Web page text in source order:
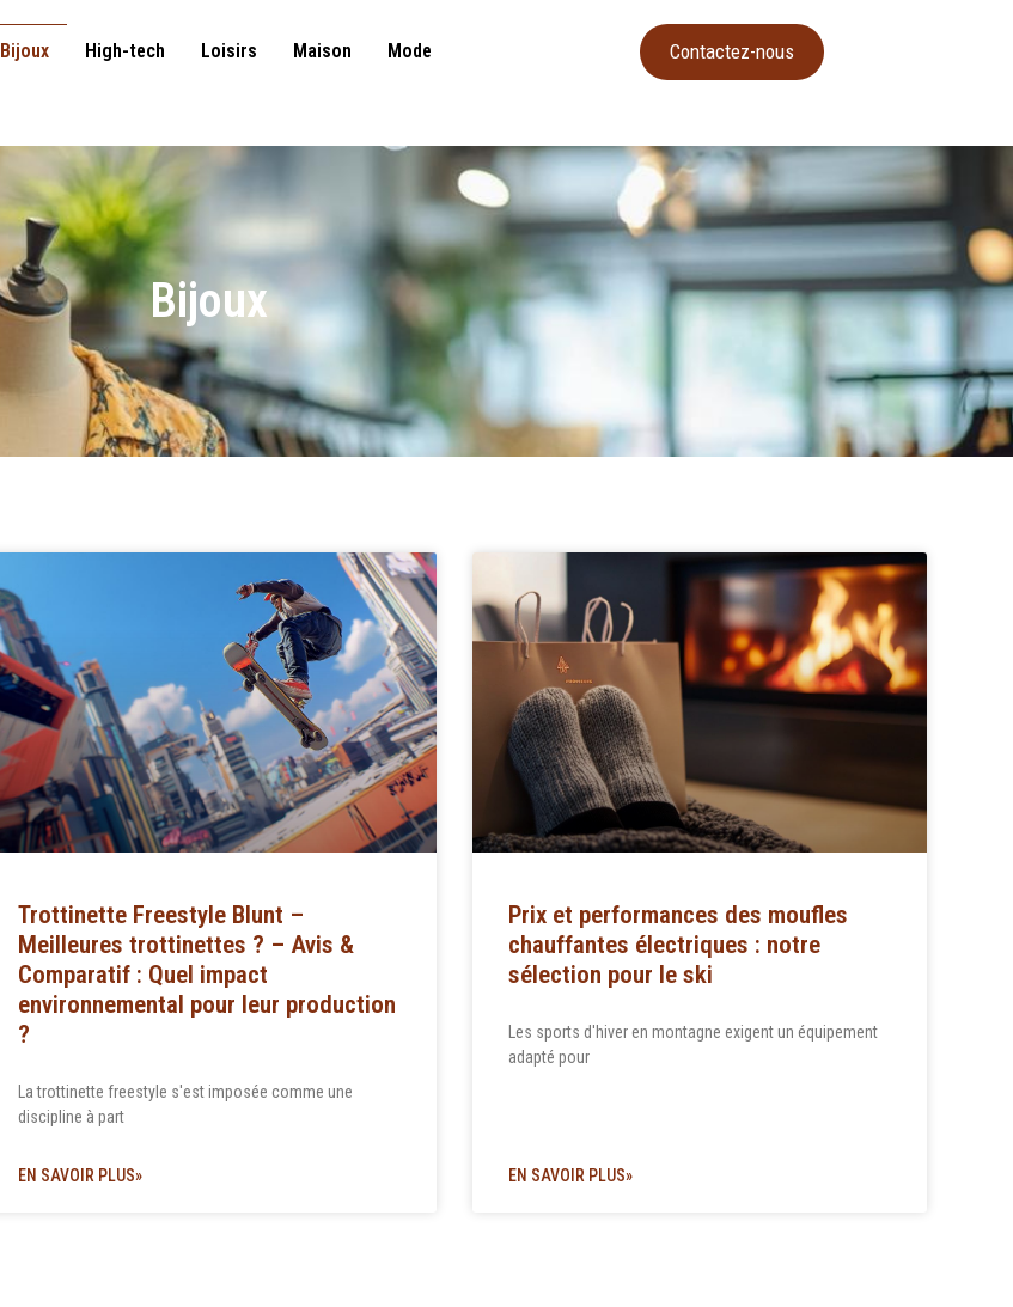
Bijoux High-tech Loisirs Maison Mode Contactez-nous
Bijoux
Trottinette Freestyle Blunt –
Meilleures trottinettes ? – Avis &
Comparatif : Quel impact
environnemental pour leur production
?
La trottinette freestyle s'est imposée comme une
discipline à part
EN SAVOIR PLUS»
Prix et performances des moufles
chauffantes électriques : notre
sélection pour le ski
Les sports d'hiver en montagne exigent un équipement
adapté pour
EN SAVOIR PLUS»